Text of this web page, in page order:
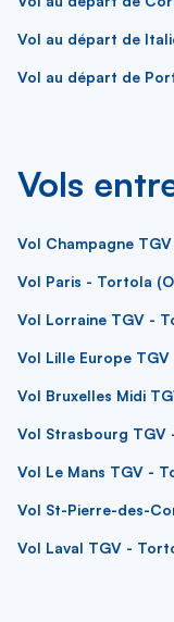
Vol au départ de
Vol au départ de
Vols
Vol Champagne
Vol Paris - Tortola
Vol Lorraine TGV -
Vol Lille Europe
Vol Bruxelles Midi
Vol Strasbourg TGV
Vol Le Mans TGV -
Vol St-Pierre-des-
Vol Laval TGV -